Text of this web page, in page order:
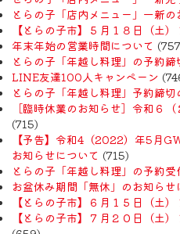
とらの子「店内メニュー」一新の
【とらの子市】５月１８日（土
年末年始の営業時間について
とらの子「年越し料理」の予約
LINE友達100人キャンペーン
とらの子「年越し料理」予約締切
［臨時休業のお知らせ］令和６
(715)
【予告】令和4（2022）年5月
お知らせについて (715)
とらの子「年越し料理」の予約
お盆休み期間「無休」のお知らせ
【とらの子市】６月１５日（土
【とらの子市】７月２０日（土